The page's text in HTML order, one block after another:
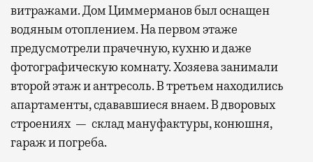
витражами. Дом Циммерманов был оснащен
водяным отоплением. На первом этаже
предусмотрели прачечную, кухню и даже
фотографическую комнату. Хозяева занимали
второй этаж и антресоль. В третьем находились
апартаменты, сдававшиеся внаем. В дворовых
строениях — склад мануфактуры, конюшня,
гараж и погреба.